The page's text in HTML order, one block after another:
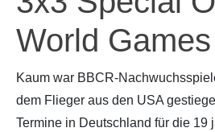
World
Kaum war BBCR-
dem Flieger aus den USA
Termine in Deutschland für die 19